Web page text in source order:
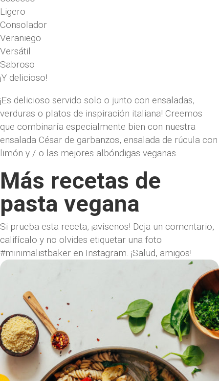
Ligero
Consolador
Veraniego
Versátil
Sabroso
¡Y delicioso!
¡Es delicioso servido solo o junto con ensaladas,
verduras o platos de inspiración italiana! Creemos
que combinaría especialmente bien con nuestra
ensalada César de garbanzos, ensalada de rúcula con
limón y / o las mejores albóndigas veganas.
Más recetas de
pasta vegana
Si prueba esta receta, ¡avísenos! Deja un comentario,
califícalo y no olvides etiquetar una foto
#minimalistbaker en Instagram. ¡Salud, amigos!